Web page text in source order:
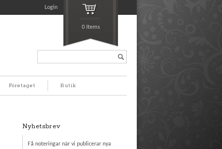
Login
0 Items
Företaget Butik
Nyhetsbrev
Få noteringar när vi publicerar nya